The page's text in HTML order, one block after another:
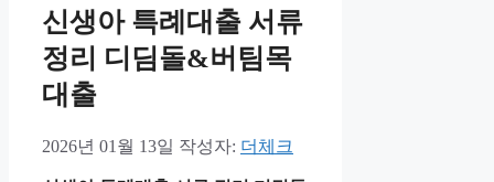
신생아 특례대출 서류
정리 디딤돌&버팀목
대출
2026년 01월 13일 작성자: 더체크